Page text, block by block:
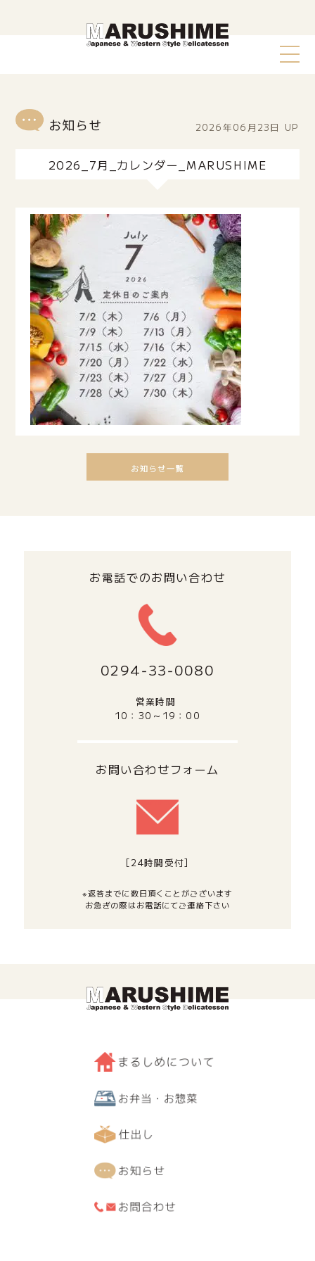
2026年06月23日 UP
2026_7月_カレンダー_MARUSHIME
お電話でのお問い合わせ
0294‐33‐0080
営業時間
10：30～19：00
お問い合わせフォーム
[24時間受付]
※返答までに数日頂くことがございます
お急ぎの際はお電話にてご連絡下さい